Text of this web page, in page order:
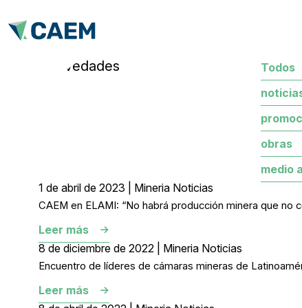
novedades
Todos
obras
medio
1 de abril de 2023 | Mineria Noticias
CAEM en ELAMI: “No habrá producción minera que
Leer más
8 de diciembre de 2022 | Mineria Noticias
Encuentro de líderes de cámaras mineras de
Leer más